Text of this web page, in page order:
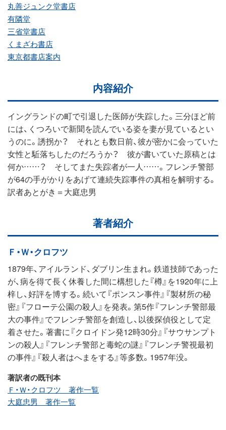
丸善ジュンク堂書店
有隣堂
三省堂書店
くまざわ書店
東京都書店案内
内容紹介
イングランドの町で引退した医師が失踪した。三分ほど前
には、くつろいで新聞を読んでいる姿を妻が見ているとい
うのに。誘拐か？ それとも数日前、彼が密かに会っていた
女性と駈落ちしたのだろうか？ 彼が書いていた原稿とは
何か……？ そしてまた失踪者が一人……。フレンチ警部
が64の手がかりをあげて連続失踪事件の真相を解明する。
訳者あとがき＝大庭忠男
著者紹介
Ｆ・Ｗ・クロフツ
1879年、アイルランド、ダブリン生まれ。鉄道技師であった
が、病を得て長く休養した間に構想した『樽』を1920年に上
梓し、好評を博する。続いて『ポンスン事件』『製材所の秘
密』『フローテ公園の殺人』を発表。第5作『フレンチ警部最
大の事件』でフレンチ警部を創造し、以後探偵役として定
着させた。著書に『クロイドン発12時30分』『サウサンプト
ンの殺人』『フレンチ警部と毒蛇の謎』『フレンチ警視最初
の事件』『殺人者はへまをする』等多数。1957年没。
著訳者の既刊本
Ｆ・Ｗ・クロフツ 著作一覧
大庭忠男 著作一覧